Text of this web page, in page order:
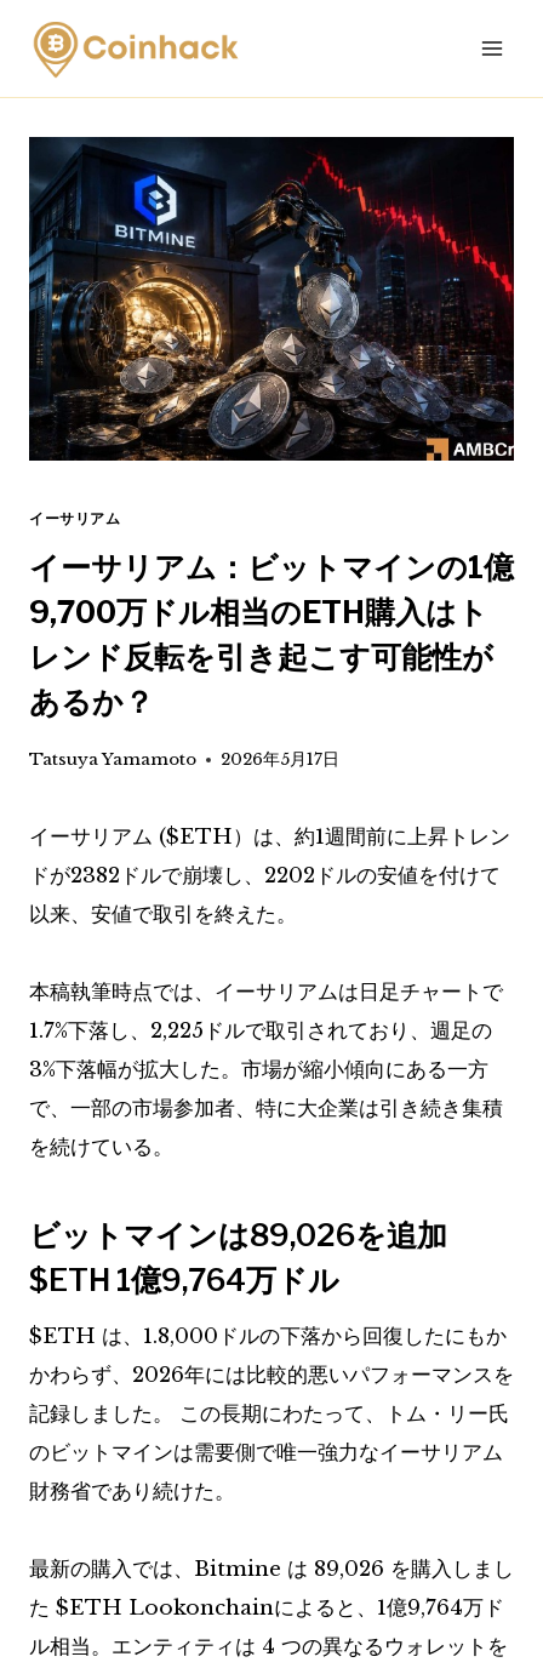
Skip
content
イーサリアム
イーサリアム：ビットマインの1億
9,700万ドル相当のETH購入はト
レンド反転を引き起こす可能性が
あるか？
Tatsuya Yamamoto 2026年5月17日
イーサリアム ($ETH）は、約1週間前に上昇トレン
ドが2382ドルで崩壊し、2202ドルの安値を付けて
以来、安値で取引を終えた。
本稿執筆時点では、イーサリアムは日足チャートで
1.7%下落し、2,225ドルで取引されており、週足の
3%下落幅が拡大した。市場が縮小傾向にある一方
で、一部の市場参加者、特に大企業は引き続き集積
を続けている。
ビットマインは89,026を追加
$ETH 1億9,764万ドル
$ETH は、1.8,000ドルの下落から回復したにもか
かわらず、2026年には比較的悪いパフォーマンスを
記録しました。 この長期にわたって、トム・リー氏
のビットマインは需要側で唯一強力なイーサリアム
財務省であり続けた。
最新の購入では、Bitmine は 89,026 を購入しまし
た $ETH Lookonchainによると、1億9,764万ド
ル相当。エンティティは 4 つの異なるウォレットを